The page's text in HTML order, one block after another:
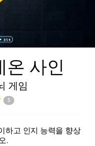
온 사인
게임
5
하고 인지 능력을 향상
.